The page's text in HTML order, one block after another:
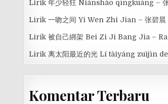
Lirik 年少轻狂 Niánshào qīngkuáng –
Lirik 一吻之间 Yi Wen Zhi Jian – 张碧
Lirik 被自己綁架 Bei Zi Ji Bang Jia –
Lirik 离太阳最近的光 Lí tàiyáng zuìjìn
Komentar Terbaru